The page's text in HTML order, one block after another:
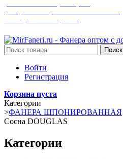
Поиск
Войти
Регистрация
Корзина пуста
Категории
>ФАНЕРА ШПОНИРОВАННАЯ
Сосна DOUGLAS
Категории